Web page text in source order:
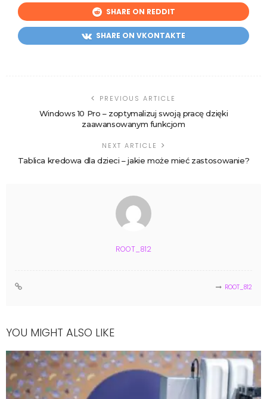
SHARE ON REDDIT
SHARE ON VKONTAKTE
PREVIOUS ARTICLE
Windows 10 Pro – zoptymalizuj swoją pracę dzięki
zaawansowanym funkcjom
NEXT ARTICLE
Tablica kredowa dla dzieci – jakie może mieć zastosowanie?
ROOT_812
ROOT_812
YOU MIGHT ALSO LIKE